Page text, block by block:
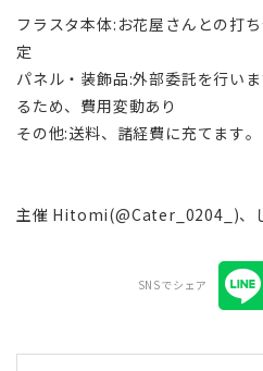
フラスタ本体:お花屋さんとの打
定
パネル・装飾品:外部委託を行い
るため、費用変動あり
その他:送料、諸経費に充てます。
主催 Hitomi(@Cater_0204_)
SNSでシェア